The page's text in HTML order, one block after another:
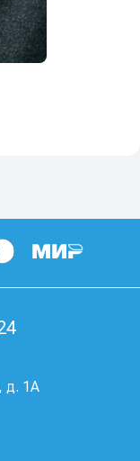
д. 1А